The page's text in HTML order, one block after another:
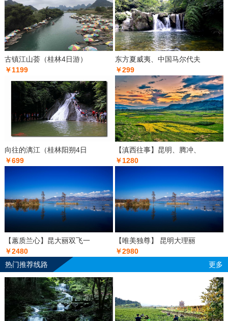
古镇江山荟（桂林4日游）
￥1199
东方夏威夷、中国马尔代夫
￥299
向往的漓江（桂林阳朔4日
￥699
【滇西往事】昆明、腾冲、
￥1280
【蕙质兰心】昆大丽双飞一
￥2480
【唯美独尊】 昆明大理丽
￥2980
热门推荐线路
更多